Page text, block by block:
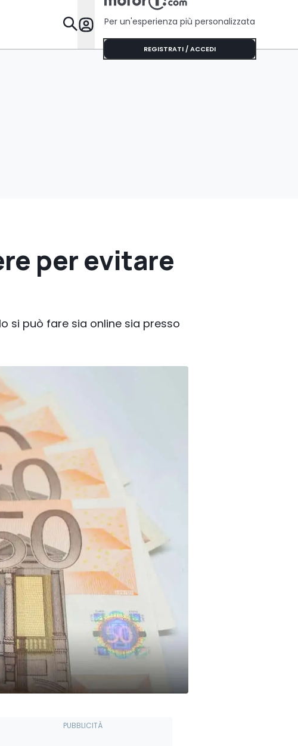
Da Sapere
Per un'esperienza più personalizzata
REGISTRATI / ACCEDI
per evitare
si può fare sia online sia presso